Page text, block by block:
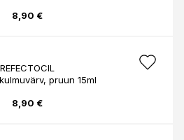
8,90 €
REFECTOCIL
pruun 15ml
8,90 €